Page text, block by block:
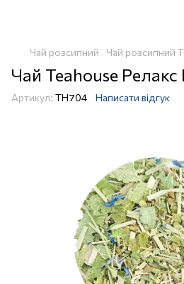
Чай розсипний Чай розсипний
Чай Teahouse
Артикул: TH704 Написати відгук